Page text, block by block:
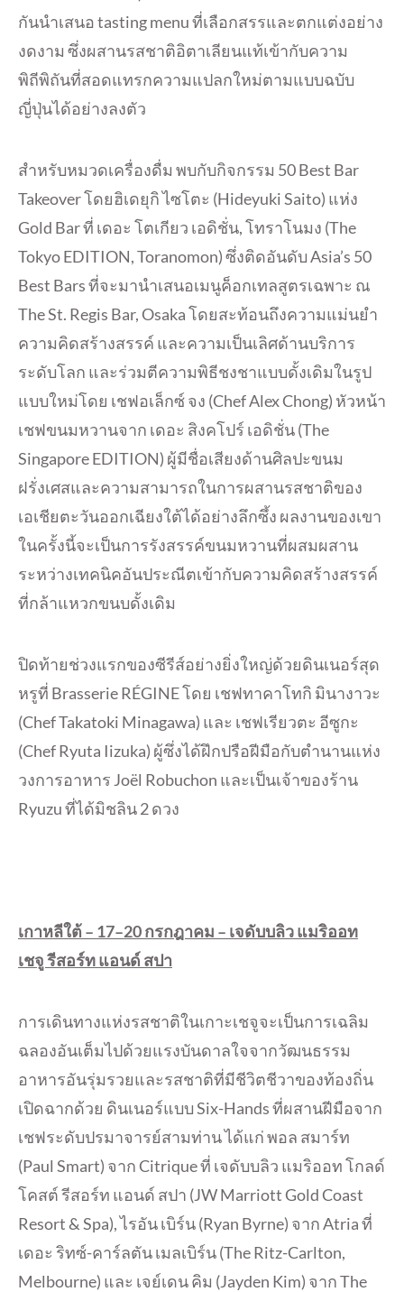
กันนำเสนอ tasting menu ที่เลือกสรรและตกแต่งอย่าง
งดงาม ซึ่งผสานรสชาติอิตาเลียนแท้เข้ากับความ
พิถีพิถันที่สอดแทรกความแปลกใหม่ตามแบบฉบับ
ญี่ปุ่นได้อย่างลงตัว
สำหรับหมวดเครื่องดื่ม พบกับกิจกรรม 50 Best Bar
Takeover โดยฮิเดยุกิ ไซโตะ (Hideyuki Saito) แห่ง
Gold Bar ที่ เดอะ โตเกียว เอดิชั่น, โทราโนมง (The
Tokyo EDITION, Toranomon) ซึ่งติดอันดับ Asia’s 50
Best Bars ที่จะมานำเสนอเมนูค็อกเทลสูตรเฉพาะ ณ
The St. Regis Bar, Osaka โดยสะท้อนถึงความแม่นยำ
ความคิดสร้างสรรค์ และความเป็นเลิศด้านบริการ
ระดับโลก และร่วมตีความพิธีชงชาแบบดั้งเดิมในรูป
แบบใหม่โดย เชฟอเล็กซ์ จง (Chef Alex Chong) หัวหน้า
เชฟขนมหวานจาก เดอะ สิงคโปร์ เอดิชั่น (The
Singapore EDITION) ผู้มีชื่อเสียงด้านศิลปะขนม
ฝรั่งเศสและความสามารถในการผสานรสชาติของ
เอเชียตะวันออกเฉียงใต้ได้อย่างลึกซึ้ง ผลงานของเขา
ในครั้งนี้จะเป็นการรังสรรค์ขนมหวานที่ผสมผสาน
ระหว่างเทคนิคอันประณีตเข้ากับความคิดสร้างสรรค์
ที่กล้าแหวกขนบดั้งเดิม
ปิดท้ายช่วงแรกของซีรีส์อย่างยิ่งใหญ่ด้วยดินเนอร์สุด
หรูที่ Brasserie RÉGINE โดย เชฟทาคาโทกิ มินางาวะ
(Chef Takatoki Minagawa) และ เชฟเรียวตะ อีซูกะ
(Chef Ryuta Iizuka) ผู้ซึ่งได้ฝึกปรือฝีมือกับตำนานแห่ง
วงการอาหาร Joël Robuchon และเป็นเจ้าของร้าน
Ryuzu ที่ได้มิชลิน 2 ดวง
เกาหลีใต้ – 17–20 กรกฎาคม – เจดับบลิว แมริออท
เชจู รีสอร์ท แอนด์ สปา
การเดินทางแห่งรสชาติในเกาะเชจูจะเป็นการเฉลิม
ฉลองอันเต็มไปด้วยแรงบันดาลใจจากวัฒนธรรม
อาหารอันรุ่มรวยและรสชาติที่มีชีวิตชีวาของท้องถิ่น
เปิดฉากด้วย ดินเนอร์แบบ Six-Hands ที่ผสานฝีมือจาก
เชฟระดับปรมาจารย์สามท่าน ได้แก่ พอล สมาร์ท
(Paul Smart) จาก Citrique ที่ เจดับบลิว แมริออท โกลด์
โคสต์ รีสอร์ท แอนด์ สปา (JW Marriott Gold Coast
Resort & Spa), ไรอัน เบิร์น (Ryan Byrne) จาก Atria ที่
เดอะ ริทซ์-คาร์ลตัน เมลเบิร์น (The Ritz-Carlton,
Melbourne) และ เจย์เดน คิม (Jayden Kim) จาก The